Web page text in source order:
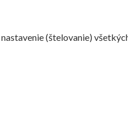
(štelovanie)